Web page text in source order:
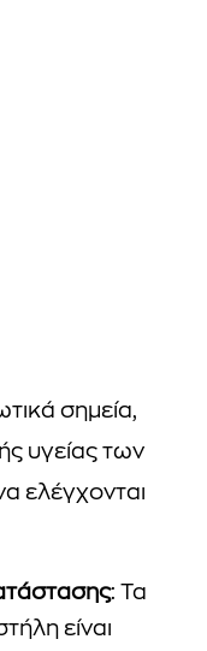
σημεία,
υγείας των
ελέγχονται
: Τα
είναι